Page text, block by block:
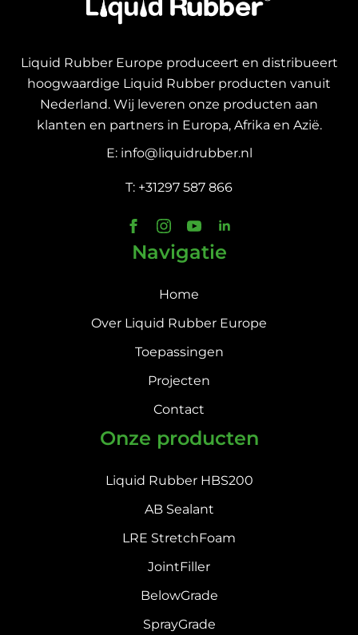
Liquid Rubber Europe produceert en distribueert
hoogwaardige Liquid Rubber producten vanuit
Nederland. Wij leveren onze producten aan
klanten en partners in Europa, Afrika en Azië.
E: info@liquidrubber.nl
T: +31297 587 866
Navigatie
Home
Over Liquid Rubber Europe
Toepassingen
Projecten
Contact
Onze producten
Liquid Rubber HBS200
AB Sealant
LRE StretchFoam
JointFiller
BelowGrade
SprayGrade